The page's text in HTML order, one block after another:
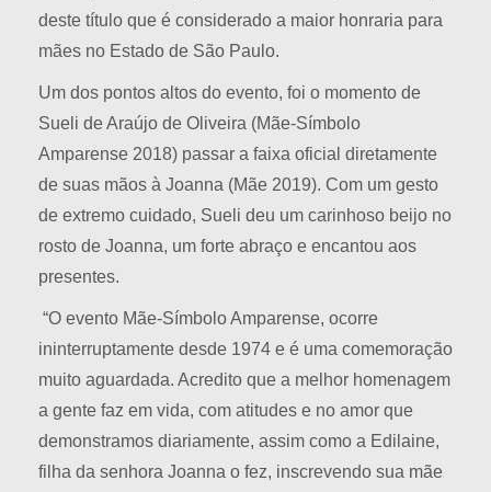
deste título que é considerado a maior honraria para
mães no Estado de São Paulo.
Um dos pontos altos do evento, foi o momento de
Sueli de Araújo de Oliveira (Mãe-Símbolo
Amparense 2018) passar a faixa oficial diretamente
de suas mãos à Joanna (Mãe 2019). Com um gesto
de extremo cuidado, Sueli deu um carinhoso beijo no
rosto de Joanna, um forte abraço e encantou aos
presentes.
“O evento Mãe-Símbolo Amparense, ocorre
ininterruptamente desde 1974 e é uma comemoração
muito aguardada. Acredito que a melhor homenagem
a gente faz em vida, com atitudes e no amor que
demonstramos diariamente, assim como a Edilaine,
filha da senhora Joanna o fez, inscrevendo sua mãe